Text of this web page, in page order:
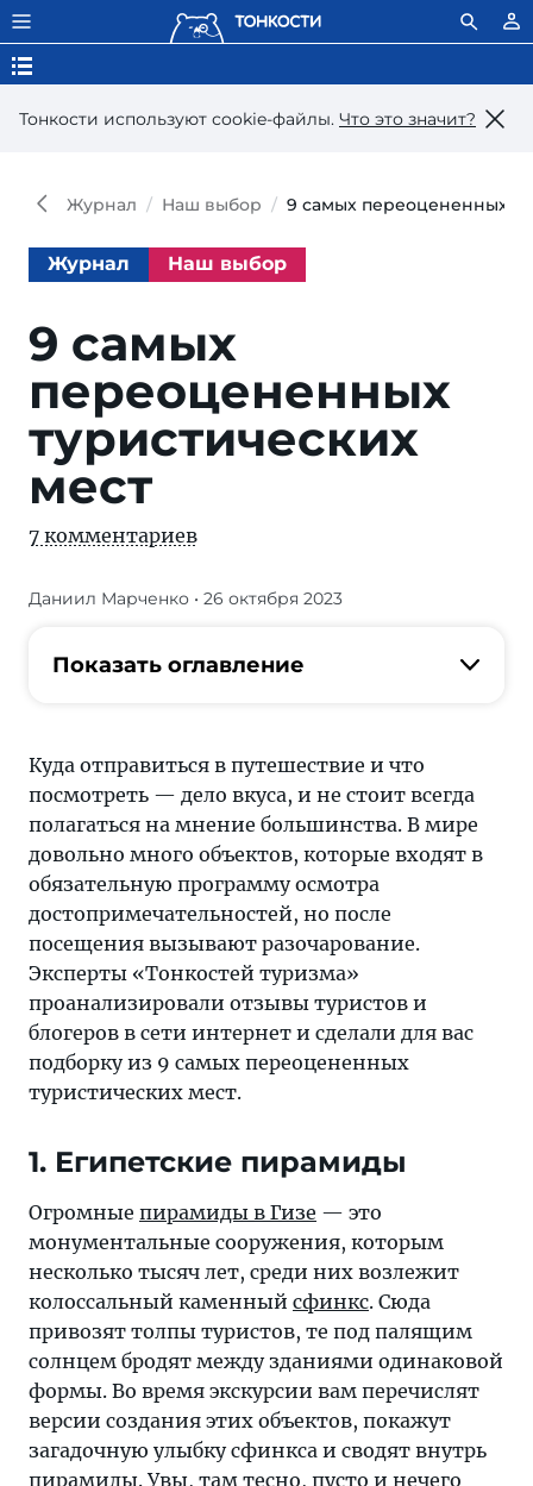
Тонкости используют сookie-файлы. Что это значит?
Журнал Наш выбор 9 самых переоцененных
Журнал Наш выбор
9 самых
переоцененных
туристических
мест
7 комментариев
В
довольно
входят
программу
достопримечательностей,
посещения
вызывают
разочарование
Даниил Марченко • 26 октября 2023
Показать оглавление
Куда отправиться в путешествие и что
посмотреть — дело вкуса, и не стоит всегда
полагаться на мнение большинства. В мире
довольно много объектов, которые входят в
обязательную программу осмотра
достопримечательностей, но после
посещения вызывают разочарование.
Эксперты «Тонкостей туризма»
проанализировали отзывы туристов и
блогеров в сети интернет и сделали для вас
подборку из 9 самых переоцененных
туристических мест.
1. Египетские пирамиды
Огромные пирамиды в Гизе — это
монументальные сооружения, которым
несколько тысяч лет, среди них возлежит
колоссальный каменный сфинкс. Сюда
привозят толпы туристов, те под палящим
солнцем бродят между зданиями одинаковой
формы. Во время экскурсии вам перечислят
версии создания этих объектов, покажут
загадочную улыбку сфинкса и сводят внутрь
пирамиды. Увы, там тесно, пусто и нечего